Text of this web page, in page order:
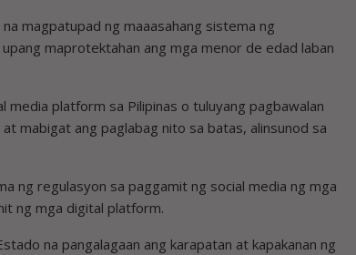
magpatupad ng maaasahang sistema ng
maprotektahan ang mga menor de edad laban
media platform sa Pilipinas o tuluyang pagbawalan
mabigat ang paglabag nito sa batas, alinsunod sa
ng regulasyon sa paggamit ng social media ng mga
ng mga digital platform.
na pangalagaan ang karapatan at kapakanan ng